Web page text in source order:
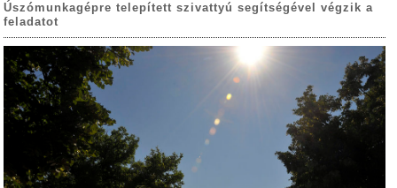
Úszómunkagépre telepített szivattyú segítségével végzik a
feladatot